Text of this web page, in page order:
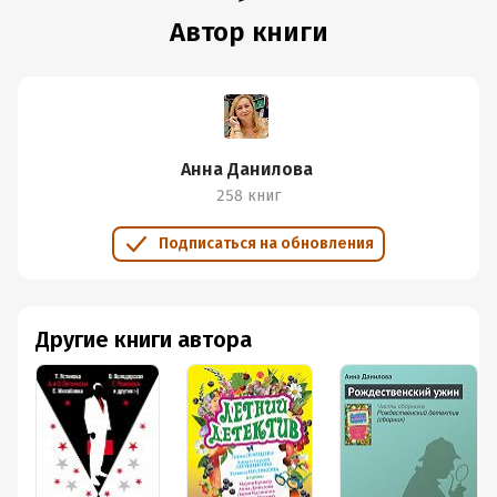
1 января 2013
2 марта 2018
Автор книги
Анна Данилова
258 книг
Подписаться на обновления
Другие книги автора